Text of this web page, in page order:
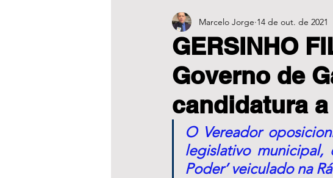
Entretenimento
GERSINHO
Governo de
candidatura
Marcelo Jorge 14 de out. de 2021
O Vereador
legislativo municipal,
Poder’ veiculado na